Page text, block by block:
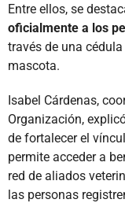
Entre ellos, se
oficialmente a los
través de una
mascota.
Isabel Cárdenas,
Organización,
de fortalecer el
permite acceder a
red de aliados
las personas